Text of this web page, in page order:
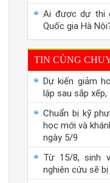
Ai được dự thi
Quốc gia Hà
TIN CÙNG
Dự kiến giảm
lập sau sắp xếp,
Chuẩn bị kỹ
học mới và
ngày 5/9
Từ 15/8, sinh
nghiên cứu sẽ